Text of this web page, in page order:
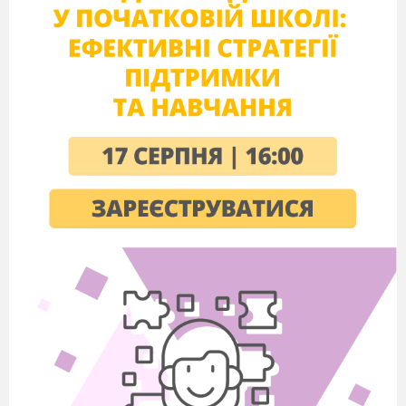
віночок з квітів зараз на уроці!
–Але у нас немає квітів.
Вчитель: Погляньте на парти. Що ви
підготували до уроку? (клей, ножиці,
кольоровий папір і картон). Так, з цих
матеріалів можна зробити квіти.
II. Актуалізація інтелектуально-психологічного
потенціалу учнів.
Вчитель: Заплющить очі, поміркуйте і уявіть
різнобарвні, ніжні, привабливі, ароматні,
красиві, пахучі, веселі. Вони ваблять нас,
милують і тішать своєю красою. А тепер
відкрийте очі і скажіть квіти які ви бачили.
( Хтось з дітей може сказати, що він побачив
квіти в лузі, хтось лісові квіти. Хтось уявив
квіти, що зображені на репродукціях картин